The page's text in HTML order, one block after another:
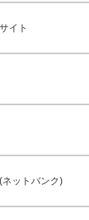
イト
ネットバンク)